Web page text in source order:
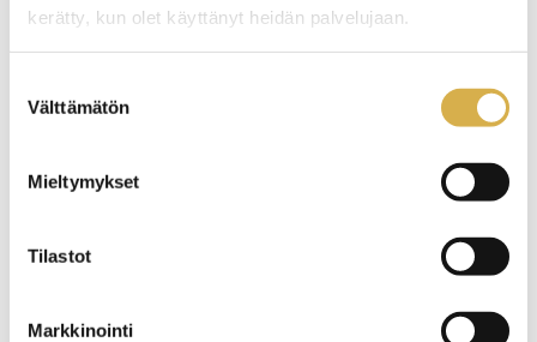
kerätty, kun olet käyttänyt heidän palvelujaan.
valinta
Välttämätön
Mieltymykset
Tilastot
Markkinointi